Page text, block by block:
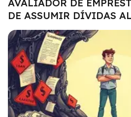
AVALIADOR DE
DE ASSUMIR DÍVIDAS